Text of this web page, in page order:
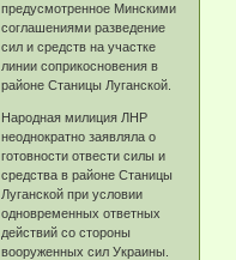
предусмотренное Минскими
соглашениями разведение
сил и средств на участке
линии соприкосновения в
районе Станицы Луганской.
Народная милиция ЛНР
неоднократно заявляла о
готовности отвести силы и
средства в районе Станицы
Луганской при условии
одновременных ответных
действий со стороны
вооруженных сил Украины.